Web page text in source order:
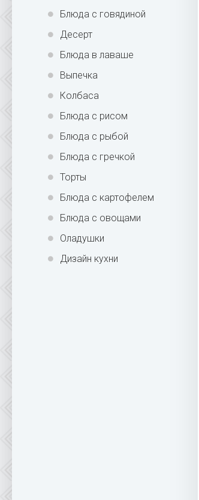
Блюда с говядиной
Десерт
Блюда в лаваше
Выпечка
Колбаса
Блюда с рисом
Блюда с рыбой
Блюда с гречкой
Торты
Блюда с картофелем
Блюда с овощами
Оладушки
Дизайн кухни